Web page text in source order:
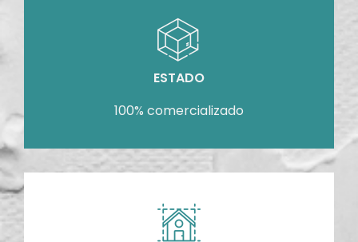
ESTADO
100% comercializado